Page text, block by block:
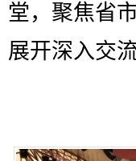
堂，聚焦省
展开深入交流